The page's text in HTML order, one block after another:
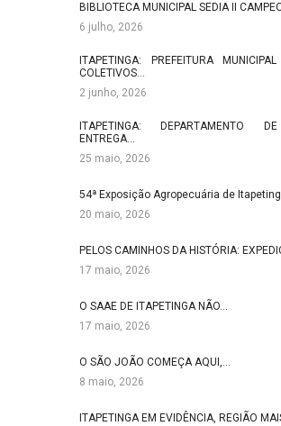
BIBLIOTECA MUNICIPAL SEDIA II
6 julho, 2026
ITAPETINGA: PREFEITURA
COLETIVOS…
2 junho, 2026
ITAPETINGA: DEPARTAMENTO
ENTREGA…
25 maio, 2026
54ª Exposição Agropecuária de
20 maio, 2026
PELOS CAMINHOS DA HISTÓRIA:
17 maio, 2026
O SAAE DE ITAPETINGA NÃO…
17 maio, 2026
O SÃO JOÃO COMEÇA AQUI,…
8 maio, 2026
ITAPETINGA EM EVIDÊNCIA, REGIÃO